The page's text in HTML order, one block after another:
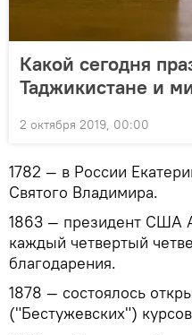
Какой сегодня
Таджикистане и
2 октября 2019, 00:00
1782 — в России
Святого Владимира.
1863 — президент США
каждый четвертый
благодарения.
1878 — состоялось
("Бестужевских")